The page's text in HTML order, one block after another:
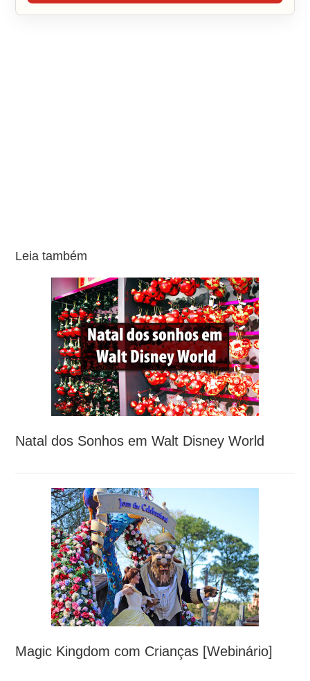
Leia também
Natal dos Sonhos em Walt Disney World
Magic Kingdom com Crianças [Webinário]